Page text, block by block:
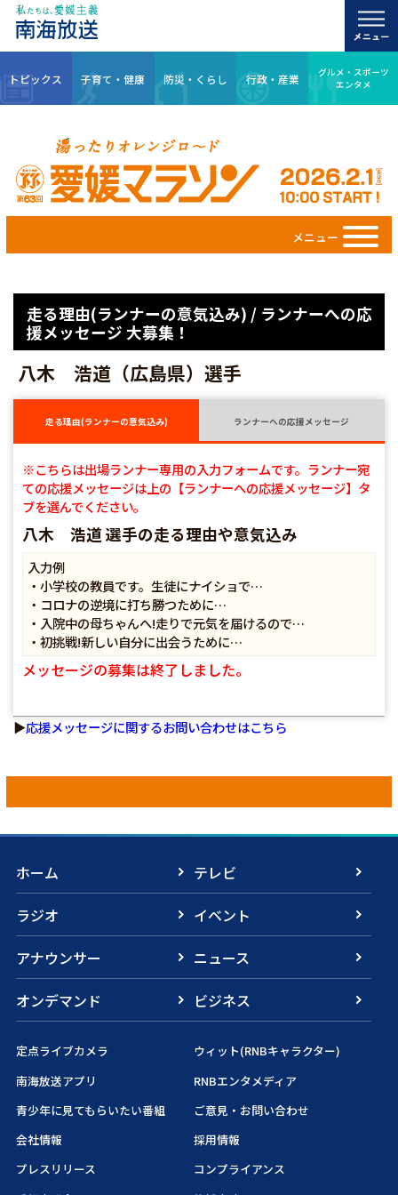
トピックス 子育て・健康 防災・くらし 行政・産業
グルメ・スポーツ
エンタメ
メニュー
走る理由(ランナーの意気込み) / ランナーへの応
援メッセージ 大募集！
八木 浩道（広島県）選手
走る理由(ランナーの意気込み) ランナーへの応援メッセージ
※こちらは出場ランナー専用の入力フォームです。ランナー宛
ての応援メッセージは上の【ランナーへの応援メッセージ】タ
ブを選んでください。
八木 浩道 選手の走る理由や意気込み
入力例
・小学校の教員です。生徒にナイショで…
・コロナの逆境に打ち勝つために…
・入院中の母ちゃんへ!走りで元気を届けるので…
・初挑戦!新しい自分に出会うために…
メッセージの募集は終了しました。
▶応援メッセージに関するお問い合わせはこちら
ホーム
テレビ
ラジオ
イベント
アナウンサー
ニュース
オンデマンド
ビジネス
定点ライブカメラ
ウィット(RNBキャラクター)
南海放送アプリ
RNBエンタメディア
青少年に見てもらいたい番組
ご意見・お問い合わせ
会社情報
採用情報
プレスリリース
コンプライアンス